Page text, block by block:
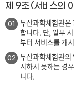
제 9조 (서비스의
01
부산과학체험관은
합니다. 단, 일부
부터 서비스를 개
02
부산과학체험관의
시하지 못하는 경
니다.